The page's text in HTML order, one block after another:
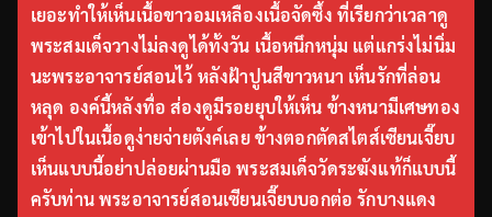
เยอะทำให้เห็นเนื้อขาวอมเหลืองเนื้อจัดซึ้ง ที่เรียกว่าเวลาดู
พระสมเด็จวางไม่ลงดูได้ทั้งวัน เนื้อหนึกหนุ่ม แต่แกร่งไม่นิ่ม
นะพระอาจารย์สอนไว้ หลังฝ้าปูนสีขาวหนา เห็นรักที่ล่อน
หลุด องค์นี้หลังทื่อ ส่องดูมีรอยยุบให้เห็น ข้างหนามีเศษทอง
เข้าไปในเนื้อดูง่ายจ่ายตังค์เลย ข้างตอกตัดสไตส์เซียนเจี๊ยบ
เห็นแบบนี้อย่าปล่อยผ่านมือ พระสมเด็จวัดระฆังแท้ก็แบบนี้
ครับท่าน พระอาจารย์สอนเซียนเจี๊ยบบอกต่อ รักบางแดง